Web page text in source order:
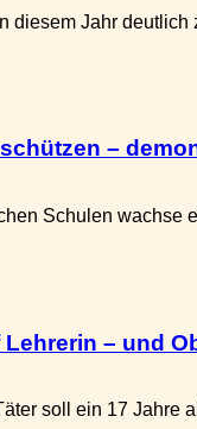
Jahr
–
Schulen
– und
soll ein 17 Jahre